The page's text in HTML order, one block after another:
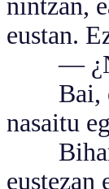
nintzan,
eustan.
— ¿No
Bai,
nasaitu